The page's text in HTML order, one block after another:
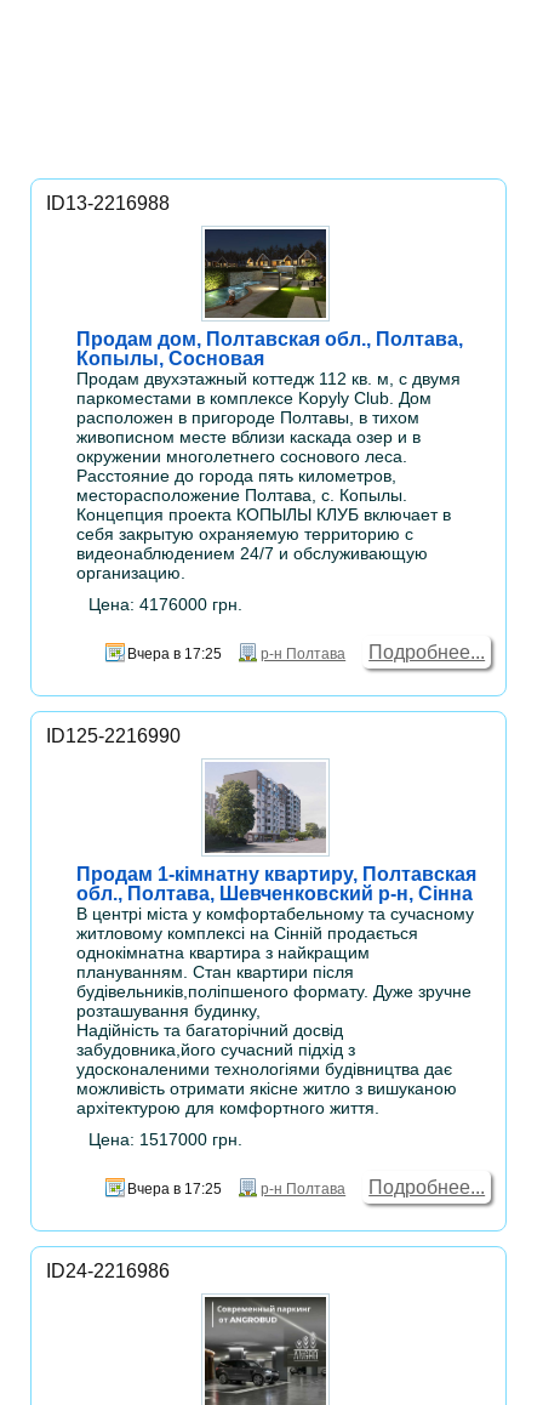
ID13-2216988
Продам дом, Полтавская обл., Полтава,
Копылы, Сосновая
Продам двухэтажный коттедж 112 кв. м, с двумя
паркоместами в комплексе Kopyly Club. Дом
расположен в пригороде Полтавы, в тихом
живописном месте вблизи каскада озер и в
окружении многолетнего соснового леса.
Расстояние до города пять километров,
месторасположение Полтава, с. Копылы.
Концепция проекта КОПЫЛЫ КЛУБ включает в
себя закрытую охраняемую территорию с
видеонаблюдением 24/7 и обслуживающую
организацию.
Цена: 4176000 грн.
Вчера в 17:25 р-н Полтава Подробнее...
ID125-2216990
Продам 1-кімнатну квартиру, Полтавская
обл., Полтава, Шевченковский р-н, Сінна
В центрі міста у комфортабельному та сучасному
житловому комплексі на Сінній продається
однокімнатна квартира з найкращим
плануванням. Стан квартири після
будівельників,поліпшеного формату. Дуже зручне
розташування будинку,
Надійність та багаторічний досвід
забудовника,його сучасний підхід з
удосконаленими технологіями будівництва дає
можливість отримати якісне житло з вишуканою
архітектурою для комфортного життя.
Цена: 1517000 грн.
Вчера в 17:25 р-н Полтава Подробнее...
ID24-2216986